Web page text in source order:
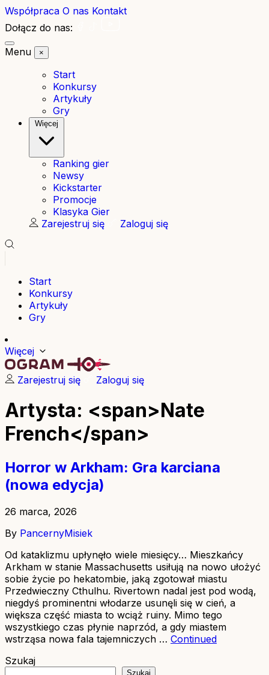
Współpraca O nas Kontakt
Dołącz do nas:
Menu
×
Start
Konkursy
Artykuły
Gry
Więcej
Ranking gier
Newsy
Kickstarter
Promocje
Klasyka Gier
Zarejestruj się
Zaloguj się
Start
Konkursy
Artykuły
Gry
Więcej
Zarejestruj się Zaloguj się
Artysta: <span>Nate
French</span>
Horror w Arkham: Gra karciana
(nowa edycja)
26 marca, 2026
By PancernyMisiek
Od kataklizmu upłynęło wiele miesięcy… Mieszkańcy
Arkham w stanie Massachusetts usiłują na nowo ułożyć
sobie życie po hekatombie, jaką zgotował miastu
Przedwieczny Cthulhu. Rivertown nadal jest pod wodą,
niegdyś prominentni włodarze usunęli się w cień, a
większa część miasta to wciąż ruiny. Mimo tego
wszystkiego czas płynie naprzód, a gdy miastem
wstrząsa nowa fala tajemniczych … Continued
Szukaj
Szukaj